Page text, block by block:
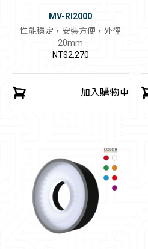
MV-RI2000
性能穩定，安裝方便，外徑
20mm
NT$2,270
加入購物車